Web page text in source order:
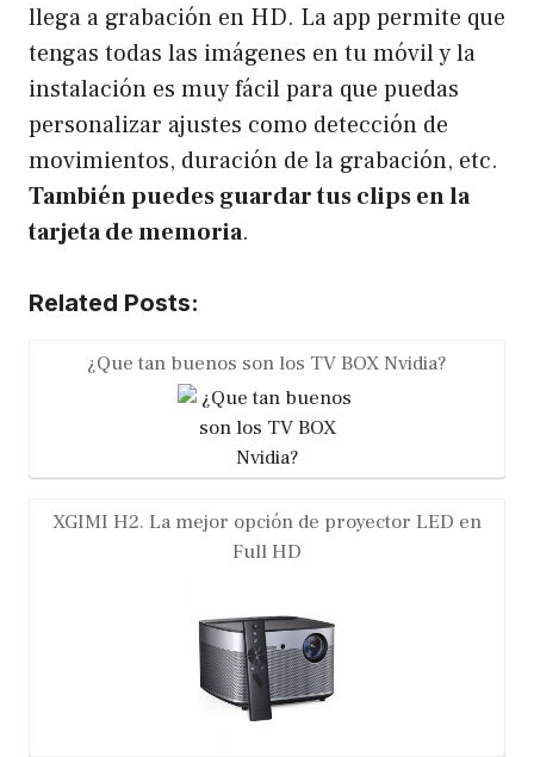
llega a grabación en HD. La app permite que
tengas todas las imágenes en tu móvil y la
instalación es muy fácil para que puedas
personalizar ajustes como detección de
movimientos, duración de la grabación, etc.
También puedes guardar tus clips en la
tarjeta de memoria.
Related Posts:
¿Que tan buenos son los TV BOX Nvidia?
XGIMI H2. La mejor opción de proyector LED en
Full HD